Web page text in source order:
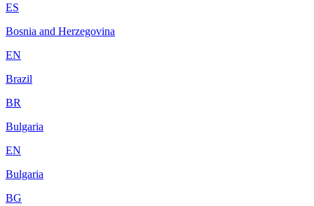
ES
Bosnia and Herzegovina
EN
Brazil
BR
Bulgaria
EN
Bulgaria
BG